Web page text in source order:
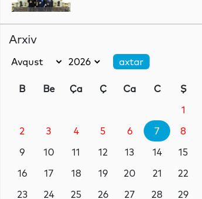
Siyasət
konturları
Siyasət
Paşinyan niyə üzr istəmişdi?
07 Avqust 20:41
Dünya
ÜST legioner xəstəliyinin
07 Avqust 20:17
Arxiv
B Be Ça Ç Ca C
Ş
1
2
3 4 5 6 7
8
9
10 11 12 13 14
15
16
17 18 19 20 21
22
23
24 25 26 27 28
29